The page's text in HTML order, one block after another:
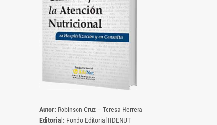
Autor: Robinson Cruz – Teresa Herrera
Editorial: Fondo Editorial IIDENUT